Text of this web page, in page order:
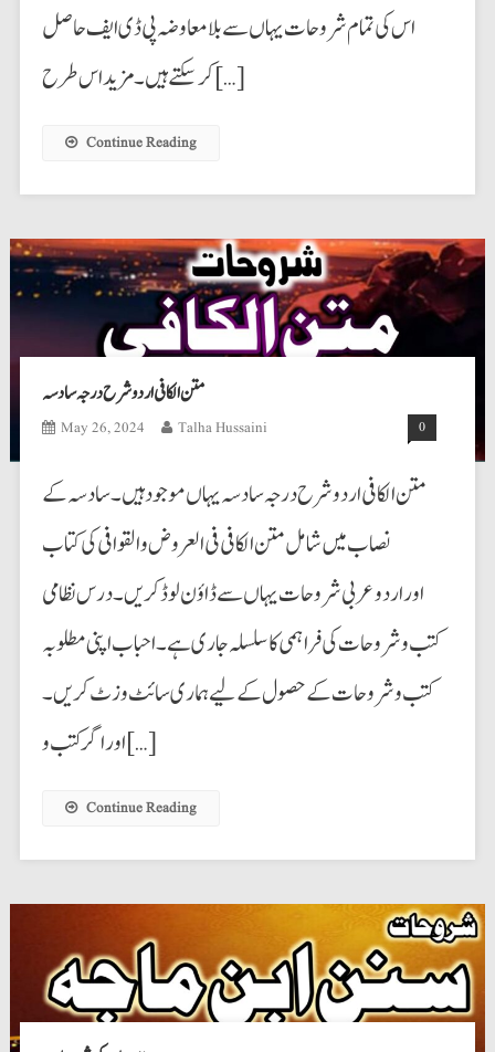
اس کی تمام شروحات یہاں سے بلا معاوضہ پی ڈی ایف حاصل
کرسکتے ہیں۔ مزید اس طرح […]
Continue Reading
متن الکافی اردو شرح درجہ سادسہ
May 26, 2024 Talha Hussaini 0
متن الکافی اردو شرح درجہ سادسہ یہاں موجود ہیں۔ سادسہ کے
نصاب میں شامل متن الکافی فی العروض والقوافی کی کتاب
اوراردوعربی شروحات یہاں سے ڈاؤن لوڈ کریں۔ درس نظامی
کتب وشروحات کی فراہمی کا سلسلہ جاری ہے۔ احباب اپنی مطلوبہ
کتب وشروحات کے حصول کے لیے ہماری سائٹ وزٹ کریں۔
اور اگر کتب و […]
Continue Reading